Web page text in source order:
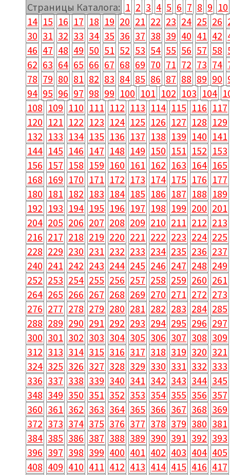
Страницы Каталога: 1 2 3 4 5 6 7 8 9 10
14 15 16 17 18 19 20 21 22 23 24 25 26
30 31 32 33 34 35 36 37 38 39 40 41 42
46 47 48 49 50 51 52 53 54 55 56 57 58
62 63 64 65 66 67 68 69 70 71 72 73 74
78 79 80 81 82 83 84 85 86 87 88 89 90
94 95 96 97 98 99 100 101 102 103 104
108 109 110 111 112 113 114 115 116 117
120 121 122 123 124 125 126 127 128 129
132 133 134 135 136 137 138 139 140 141
144 145 146 147 148 149 150 151 152 153
156 157 158 159 160 161 162 163 164 165
168 169 170 171 172 173 174 175 176 177
180 181 182 183 184 185 186 187 188 189
192 193 194 195 196 197 198 199 200 201
204 205 206 207 208 209 210 211 212 213
216 217 218 219 220 221 222 223 224 225
228 229 230 231 232 233 234 235 236 237
240 241 242 243 244 245 246 247 248 249
252 253 254 255 256 257 258 259 260 261
264 265 266 267 268 269 270 271 272 273
276 277 278 279 280 281 282 283 284 285
288 289 290 291 292 293 294 295 296 297
300 301 302 303 304 305 306 307 308 309
312 313 314 315 316 317 318 319 320 321
324 325 326 327 328 329 330 331 332 333
336 337 338 339 340 341 342 343 344 345
348 349 350 351 352 353 354 355 356 357
360 361 362 363 364 365 366 367 368 369
372 373 374 375 376 377 378 379 380 381
384 385 386 387 388 389 390 391 392 393
396 397 398 399 400 401 402 403 404 405
408 409 410 411 412 413 414 415 416 417